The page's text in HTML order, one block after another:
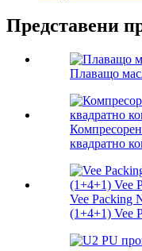
Представени
Плаващо
квадратно
Vee Packing
(1+4+1) Vee